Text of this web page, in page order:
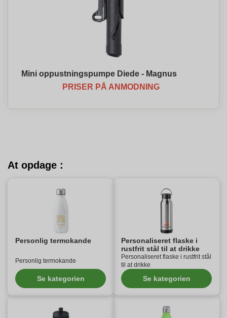
Mini oppustningspumpe Diede - Magnus
PRISER PÅ ANMODNING
At opdage :
Personlig termokande
Personlig termokande
Se kategorien
Personaliseret flaske i
rustfrit stål til at drikke
Personaliseret flaske i rustfrit stål
til at drikke
Se kategorien